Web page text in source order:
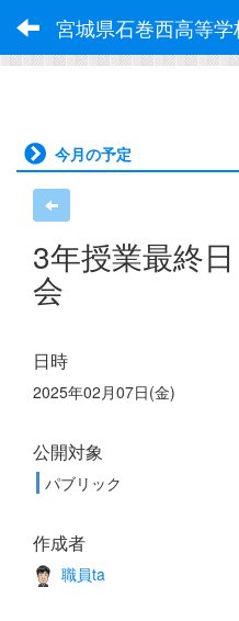
宮城県石巻西高等学
今月の予定
3年授業最終
会
日時
2025年02月07日(金)
公開対象
パブリック
作成者
職員ta